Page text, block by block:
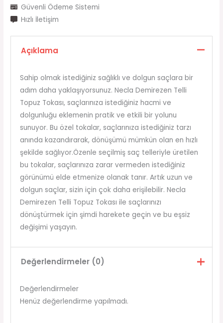
Güvenli Ödeme Sistemi
Hızlı İletişim
Açıklama
Sahip olmak istediğiniz sağlıklı ve dolgun saçlara bir
adım daha yaklaşıyorsunuz. Necla Demirezen Telli
Topuz Tokası, saçlarınıza istediğiniz hacmi ve
dolgunluğu eklemenin pratik ve etkili bir yolunu
sunuyor. Bu özel tokalar, saçlarınıza istediğiniz tarzı
anında kazandırarak, dönüşümü mümkün olan en hızlı
şekilde sağlıyor.Özenle seçilmiş saç telleriyle üretilen
bu tokalar, saçlarınıza zarar vermeden istediğiniz
görünümü elde etmenize olanak tanır. Artık uzun ve
dolgun saçlar, sizin için çok daha erişilebilir. Necla
Demirezen Telli Topuz Tokası ile saçlarınızı
dönüştürmek için şimdi harekete geçin ve bu eşsiz
değişimi yaşayın.
Değerlendirmeler (0)
Değerlendirmeler
Henüz değerlendirme yapılmadı.